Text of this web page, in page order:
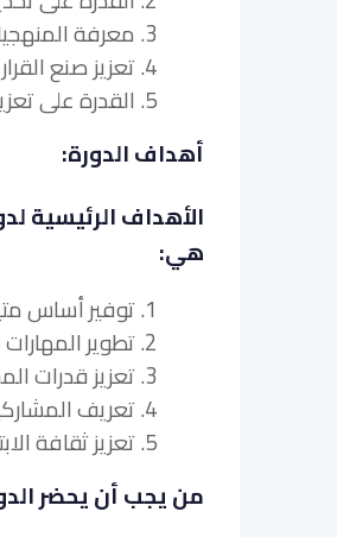
3. معرفة المنهجيات والتقنيات المختلفة لدفع التحسين المستمر في التدقيق والامتثال.
4. تعزيز صنع القرار وحل المشكلات والمهارات التحليلية الخاصة بالتدقيق وتحسين عملية الامتثال.
5. القدرة على تعزيز ثقافة الابتكار والتحسين المستمر داخل مؤسساتهم.
أهداف الدورة:
الأهداف الرئيسية
هي:
1. توفير أساس متين في مبادئ وممارسات التحسين المستمر في عمليات التدقيق والامتثال.
2. تطوير المهارات العملية لتحديد وتنفيذ فرص تحسين العملية.
3. تعزيز قدرات المشاركين على اتخاذ القرار وحل المشكلات في سياق التدقيق وتحسين عملية الامتثال.
4. تعريف المشاركين بالمنهجيات والتقنيات المختلفة لقيادة التحسين المستمر.
5. تعزيز ثقافة الابتكار والتحسين المستمر داخل المنظمات.
من يجب أن يحضر